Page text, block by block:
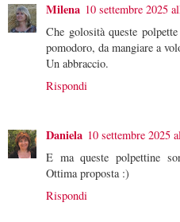
Milena 10 settembre 2025
Che golosità queste
pomodoro, da mangiare a
Un abbraccio.
Rispondi
Daniela 10 settembre 2025
E ma queste polpettine
Ottima proposta :)
Rispondi